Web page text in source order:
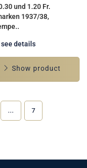
und 1.20 Fr.
1937/38,
details
Show product
... 7